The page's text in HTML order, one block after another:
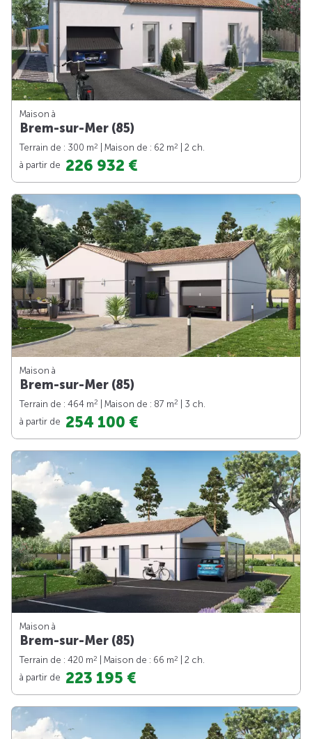
Maison à
Brem-sur-Mer (85)
Terrain de : 300 m2 | Maison de : 62 m2
| 2 ch.
à partir de 226 932 €
Maison à
Brem-sur-Mer (85)
Terrain de : 464 m2 | Maison de : 87 m2
| 3 ch.
à partir de 254 100 €
Maison à
Brem-sur-Mer (85)
Terrain de : 420 m2 | Maison de : 66 m2
| 2 ch.
à partir de 223 195 €